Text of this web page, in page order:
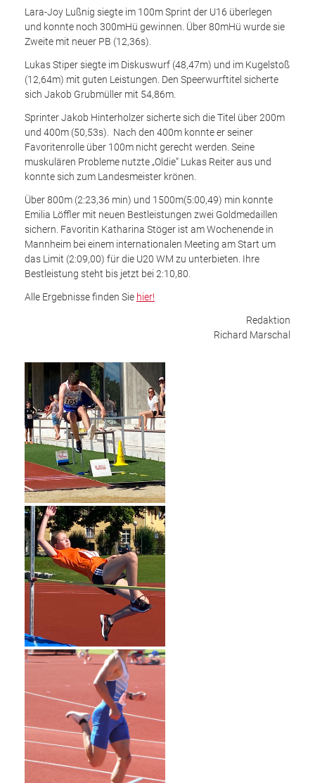
Lara-Joy Lußnig siegte im 100m Sprint der U16 überlegen
und konnte noch 300mHü gewinnen. Über 80mHü wurde sie
Zweite mit neuer PB (12,36s).
Lukas Stiper siegte im Diskuswurf (48,47m) und im Kugelstoß
(12,64m) mit guten Leistungen. Den Speerwurftitel sicherte
sich Jakob Grubmüller mit 54,86m.
Sprinter Jakob Hinterholzer sicherte sich die Titel über 200m
und 400m (50,53s). Nach den 400m konnte er seiner
Favoritenrolle über 100m nicht gerecht werden. Seine
muskulären Probleme nutzte „Oldie“ Lukas Reiter aus und
konnte sich zum Landesmeister krönen.
Über 800m (2:23,36 min) und 1500m(5:00,49) min konnte
Emilia Löffler mit neuen Bestleistungen zwei Goldmedaillen
sichern. Favoritin Katharina Stöger ist am Wochenende in
Mannheim bei einem internationalen Meeting am Start um
das Limit (2:09,00) für die U20 WM zu unterbieten. Ihre
Bestleistung steht bis jetzt bei 2:10,80.
Alle Ergebnisse finden Sie hier!
Redaktion
Richard Marschal